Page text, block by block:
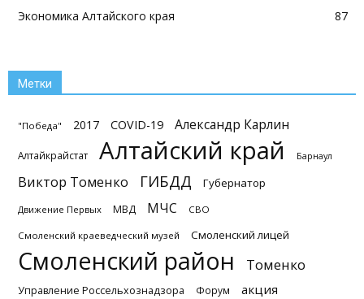
Экономика Алтайского края
87
Метки
"Победа" 2017 COVID-19 Александр Карлин
Алтайкрайстат Алтайский край Барнаул
Виктор Томенко ГИБДД Губернатор
Движение Первых МВД МЧС СВО
Смоленский краеведческий музей Смоленский лицей
Смоленский район Томенко
Управление Россельхознадзора Форум акция